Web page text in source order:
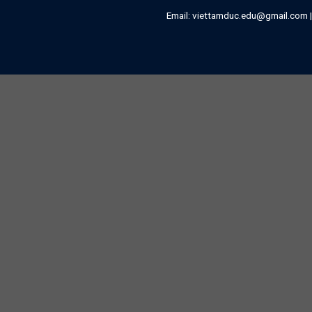
Email: viettamduc.edu@gmail.com